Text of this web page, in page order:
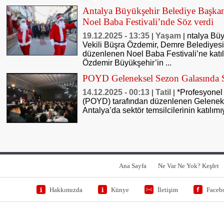
Antalya Büyükşehir Belediye
Noel Baba Festivali’nde Söz verdi
19.12.2025 - 13:35 Yaşam
ntalya
Vekili Büşra Özdemir, Demre
düzenlenen Noel Baba Festivali’ne
Özdemir Büyükşehir’in ...
POYD Geleneksel Sezon Galasında
14.12.2025 - 00:13 Tatil
(POYD) tarafından düzenlenen
Antalya’da sektör temsilcilerinin
Ana Sayfa Ne Var Ne Yok? Keşfet
Hakkımızda Künye İletişim